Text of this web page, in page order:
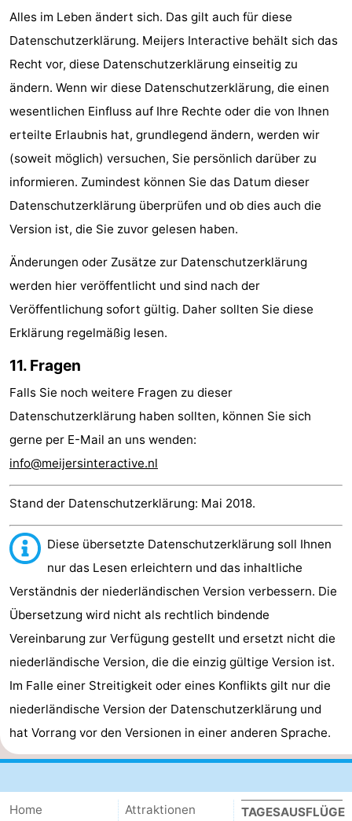
Alles im Leben ändert sich. Das gilt auch für diese
Datenschutzerklärung. Meijers Interactive behält sich das
Recht vor, diese Datenschutzerklärung einseitig zu
ändern. Wenn wir diese Datenschutzerklärung, die einen
wesentlichen Einfluss auf Ihre Rechte oder die von Ihnen
erteilte Erlaubnis hat, grundlegend ändern, werden wir
(soweit möglich) versuchen, Sie persönlich darüber zu
informieren. Zumindest können Sie das Datum dieser
Datenschutzerklärung überprüfen und ob dies auch die
Version ist, die Sie zuvor gelesen haben.
Änderungen oder Zusätze zur Datenschutzerklärung
werden hier veröffentlicht und sind nach der
Veröffentlichung sofort gültig. Daher sollten Sie diese
Erklärung regelmäßig lesen.
11. Fragen
Falls Sie noch weitere Fragen zu dieser
Datenschutzerklärung haben sollten, können Sie sich
gerne per E-Mail an uns wenden:
info@meijersinteractive.nl
Stand der Datenschutzerklärung: Mai 2018.
Diese übersetzte Datenschutzerklärung soll Ihnen
nur das Lesen erleichtern und das inhaltliche
Verständnis der niederländischen Version verbessern. Die
Übersetzung wird nicht als rechtlich bindende
Vereinbarung zur Verfügung gestellt und ersetzt nicht die
niederländische Version, die die einzig gültige Version ist.
Im Falle einer Streitigkeit oder eines Konflikts gilt nur die
niederländische Version der Datenschutzerklärung und
hat Vorrang vor den Versionen in einer anderen Sprache.
Home
Attraktionen
TAGESAUSFLÜGE